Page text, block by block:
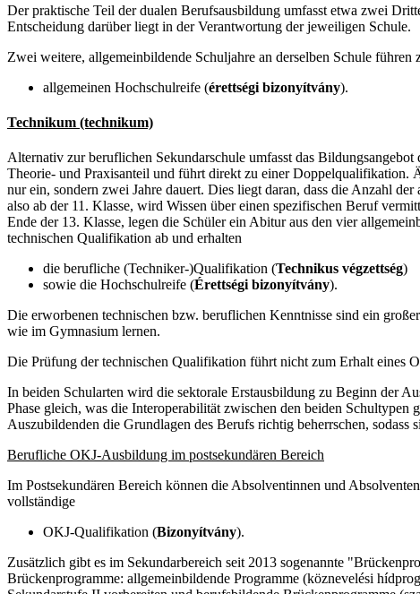
Der praktische Teil der dualen Berufsausbildung umfasst etwa zwei
Entscheidung darüber liegt in der Verantwortung der jeweiligen Schule.
Zwei weitere, allgemeinbildende Schuljahre an derselben Schule führen
allgemeinen Hochschulreife (érettségi bizonyítvány).
Technikum (technikum)
Alternativ zur beruflichen Sekundarschule umfasst das
Theorie- und Praxisanteil und führt direkt zu einer Doppelqualifikation.
nur ein, sondern zwei Jahre dauert. Dies liegt daran, dass die Anzahl
also ab der 11. Klasse, wird Wissen über einen spezifischen Beruf
Ende der 13. Klasse, legen die Schüler ein Abitur aus den vier
technischen Qualifikation ab und erhalten
die berufliche (Techniker-)Qualifikation (Technikus végzettség)
sowie die Hochschulreife (Érettségi bizonyítvány).
Die erworbenen technischen bzw. beruflichen Kenntnisse sind ein
wie im Gymnasium lernen.
Die Prüfung der technischen Qualifikation führt nicht zum Erhalt eines
In beiden Schularten wird die sektorale Erstausbildung zu Beginn der
Phase gleich, was die Interoperabilität zwischen den beiden
Auszubildenden die Grundlagen des Berufs richtig beherrschen,
Berufliche OKJ-Ausbildung im postsekundären Bereich
Im Postsekundären Bereich können die Absolventinnen und
vollständige
OKJ-Qualifikation (Bizonyítvány).
Zusätzlich gibt es im Sekundarbereich seit 2013 sogenannte
Brückenprogramme: allgemeinbildende Programme (köznevelési